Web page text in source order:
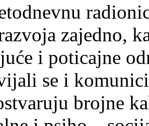
zajedno,
i poticajne
se i
brojne